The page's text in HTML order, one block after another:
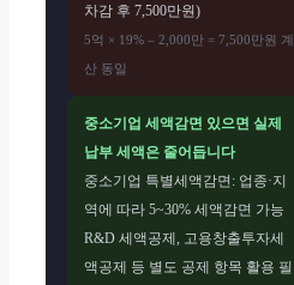
차감 후 7,500만원)
5억 × 19% – 2,000만 = 7,500만원 계
산 동일
중소기업 세액감면 있으면 실제
납부 세액은 줄어듭니다
중소기업 특별세액감면: 업종·지
역에 따라 5~30% 세액감면 가능
R&D 세액공제, 고용창출투자세
액공제 등 별도 공제 항목 활용 필